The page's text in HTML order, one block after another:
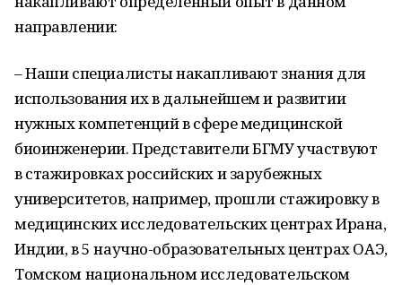
направлении:
– Наши специалисты накапливают знания для
использования их в дальнейшем и развитии
нужных компетенций в сфере медицинской
биоинженерии. Представители БГМУ участвуют
в стажировках российских и зарубежных
университетов, например, прошли стажировку в
медицинских исследовательских центрах Ирана,
Индии, в 5 научно-образовательных центрах ОАЭ,
Томском национальном исследовательском